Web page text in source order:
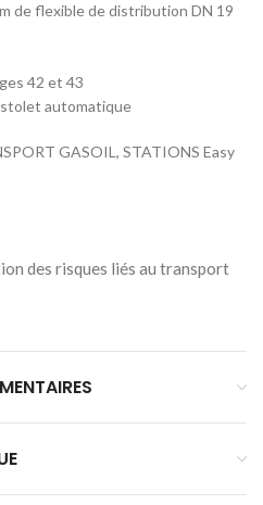
de flexible de distribution DN 19
42 et 43
automatique
GASOIL, STATIONS Easy
des risques liés au transport